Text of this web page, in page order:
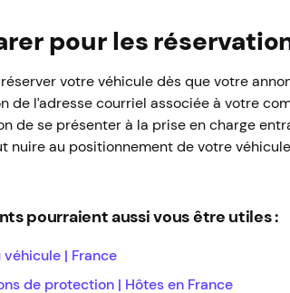
pour les
votre véhicule dès que votre
de l’adresse courriel associée à votre
de se présenter à la prise en charge
nuire au positionnement de votre
pourraient aussi vous être utiles :
| France
de protection | Hôtes en France